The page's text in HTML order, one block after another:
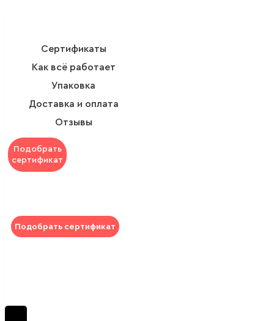
Сертификаты
Как всё работает
Упаковка
Доставка и оплата
Отзывы
Подобрать
сертификат
Подобрать сертификат